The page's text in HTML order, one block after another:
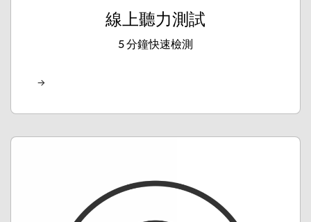
線上聽力測試
5 分鐘快速檢測